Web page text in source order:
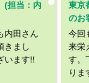
(担当：内
内田さん
きまし
います!!
東京
のお
今回
来栄
す。
りま